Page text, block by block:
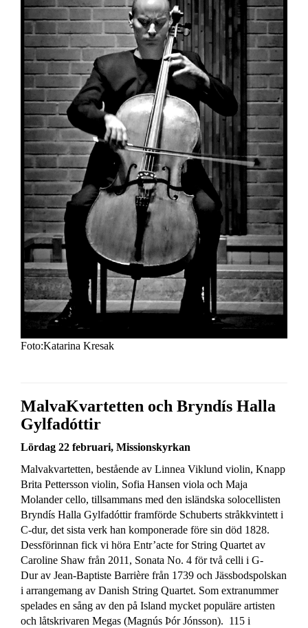
Foto:Katarina Kresak
MalvaKvartetten och Bryndís Halla
Gylfadóttir
Lördag 22 februari, Missionskyrkan
Malvakvartetten, bestående av Linnea Viklund violin, Knapp
Brita Pettersson violin, Sofia Hansen viola och Maja
Molander cello, tillsammans med den isländska solocellisten
Bryndís Halla Gylfadóttir framförde Schuberts stråkkvintett i
C-dur, det sista verk han komponerade före sin död 1828.
Dessförinnan fick vi höra Entr’acte for String Quartet av
Caroline Shaw från 2011, Sonata No. 4 för två celli i G-
Dur av Jean-Baptiste Barrière från 1739 och Jässbodspolskan
i arrangemang av Danish String Quartet. Som extranummer
spelades en sång av den på Island mycket populäre artisten
och låtskrivaren Megas (Magnús Þór Jónsson). 115 i